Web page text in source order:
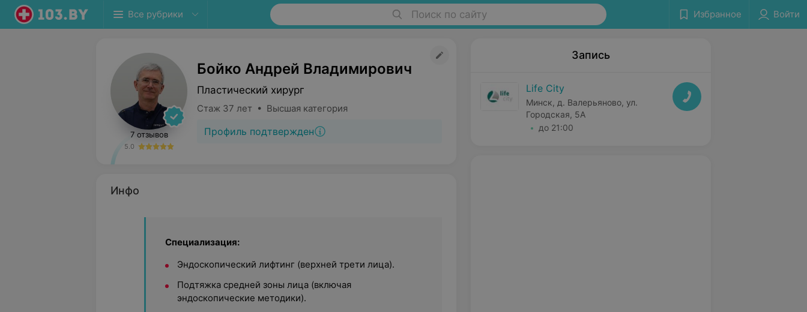
Все рубрики Поиск по сайту Избранное Войти
7 отзывов
5.0
Бойко Андрей Владимирович
Пластический хирург
Стаж 37 лет • Высшая категория
Профиль подтвержден
Инфо
Специализация:
Эндоскопический лифтинг (верхней трети лица).
Подтяжка средней зоны лица (включая
эндоскопические методики).
Запись
Life City
Минск, д. Валерьяново, ул.
Городская, 5А
до 21:00